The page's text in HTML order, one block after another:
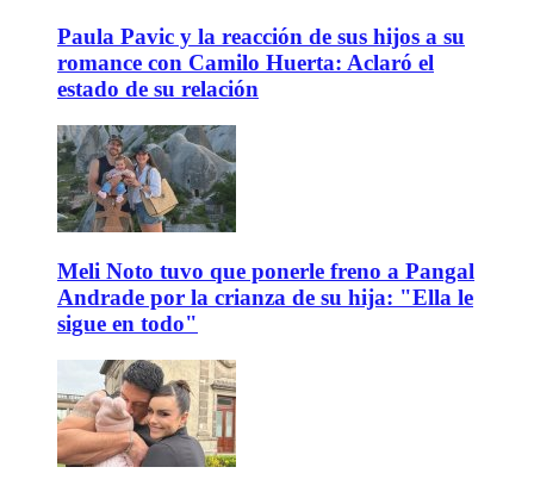
Paula Pavic y la reacción de sus hijos a su
romance con Camilo Huerta: Aclaró el
estado de su relación
Meli Noto tuvo que ponerle freno a Pangal
Andrade por la crianza de su hija: "Ella le
sigue en todo"